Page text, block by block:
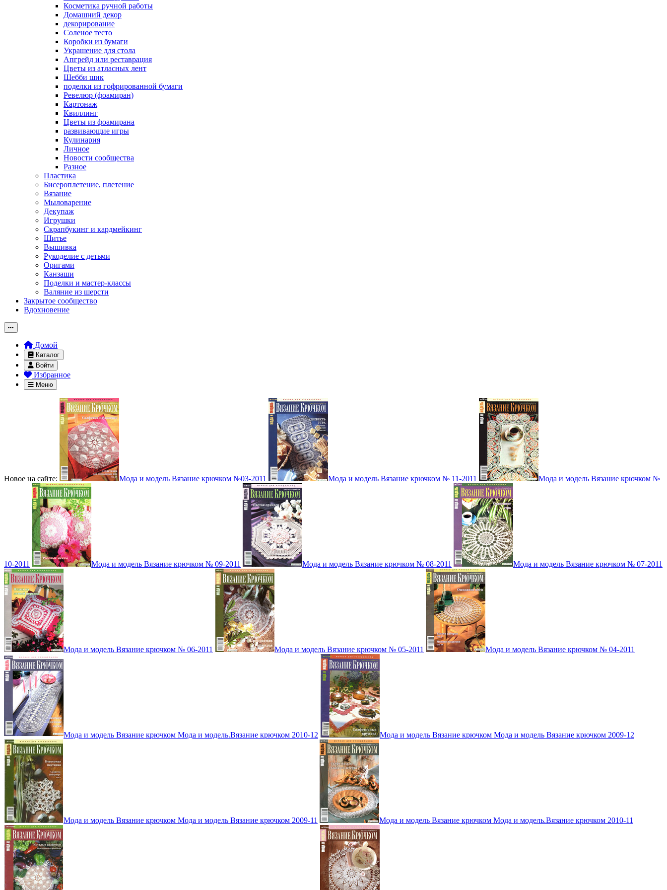
Косметика ручной работы
Домашний декор
декорирование
Соленое тесто
Коробки из бумаги
Украшение для стола
Апгрейд или реставрация
Цветы из атласных лент
Шебби шик
поделки из гофрированной бумаги
Ревелюр (фоамиран)
Картонаж
Квиллинг
Цветы из фоамирана
развивающие игры
Кулинария
Личное
Новости сообщества
Разное
Пластика
Бисероплетение, плетение
Вязание
Мыловарение
Декупаж
Игрушки
Скрапбукинг и кардмейкинг
Шитье
Вышивка
Рукоделие с детьми
Оригами
Канзаши
Поделки и мастер-классы
Валяние из шерсти
Закрытое сообщество
Вдохновение
Домой
Каталог
Войти
Избранное
Меню
Новое на сайте: Мода и модель Вязание крючком №03-2011 Мода и модель Вязание крючком № 11-2011 Мода и модель Вязание крючком №
10-2011 Мода и модель Вязание крючком № 09-2011 Мода и модель Вязание крючком № 08-2011 Мода и модель Вязание крючком № 07-2011
Мода и модель Вязание крючком № 06-2011 Мода и модель Вязание крючком № 05-2011 Мода и модель Вязание крючком № 04-2011
Мода и модель Вязание крючком Мода и модель.Вязание крючком 2010-12 Мода и модель Вязание крючком Мода и модель Вязание крючком 2009-12
Мода и модель Вязание крючком Мода и модель Вязание крючком 2009-11 Мода и модель Вязание крючком Мода и модель.Вязание крючком 2010-11